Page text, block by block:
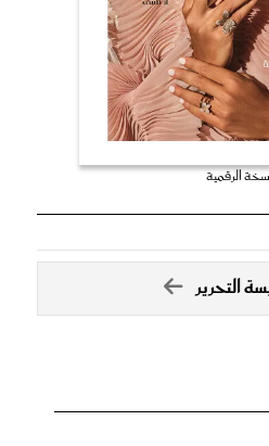
الرقمية
التحرير